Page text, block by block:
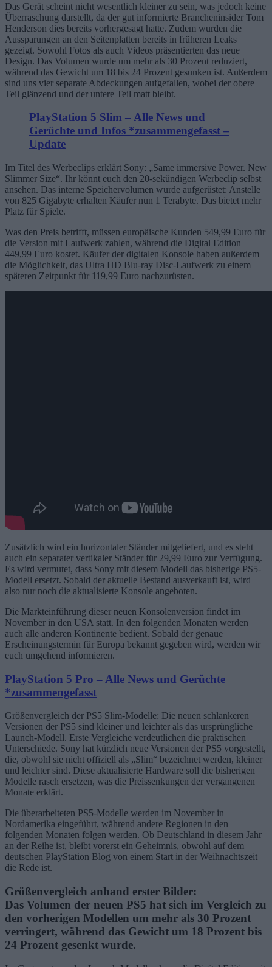
Das Gerät scheint nicht wesentlich kleiner zu sein, was jedoch keine
Überraschung darstellt, da der gut informierte Brancheninsider Tom
Henderson dies bereits vorhergesagt hatte. Zudem wurden die
Aussparungen an den Seitenplatten bereits in früheren Leaks
gezeigt. Sowohl Fotos als auch Videos präsentierten das neue
Design. Das Volumen wurde um mehr als 30 Prozent reduziert,
während das Gewicht um 18 bis 24 Prozent gesunken ist. Außerdem
sind uns vier separate Abdeckungen aufgefallen, wobei der obere
Teil glänzend und der untere Teil matt bleibt.
PlayStation 5 Slim – Alle News und
Gerüchte und Infos *zusammengefasst –
Update
Im Titel des Werbeclips erklärt Sony: „Same immersive Power. New
Slimmer Size“. Ihr könnt euch den 20-sekündigen Werbeclip selbst
ansehen. Das interne Speichervolumen wurde aufgerüstet: Anstelle
von 825 Gigabyte erhalten Käufer nun 1 Terabyte. Das bietet mehr
Platz für Spiele.
Was den Preis betrifft, müssen europäische Kunden 549,99 Euro für
die Version mit Laufwerk zahlen, während die Digital Edition
449,99 Euro kostet. Käufer der digitalen Konsole haben außerdem
die Möglichkeit, das Ultra HD Blu-ray Disc-Laufwerk zu einem
späteren Zeitpunkt für 119,99 Euro nachzurüsten.
Zusätzlich wird ein horizontaler Ständer mitgeliefert, und es steht
auch ein separater vertikaler Ständer für 29,99 Euro zur Verfügung.
Es wird vermutet, dass Sony mit diesem Modell das bisherige PS5-
Modell ersetzt. Sobald der aktuelle Bestand ausverkauft ist, wird
also nur noch die aktualisierte Konsole angeboten.
Die Markteinführung dieser neuen Konsolenversion findet im
November in den USA statt. In den folgenden Monaten werden
auch alle anderen Kontinente bedient. Sobald der genaue
Erscheinungstermin für Europa bekannt gegeben wird, werden wir
euch umgehend informieren.
PlayStation 5 Pro – Alle News und Gerüchte
*zusammengefasst
Größenvergleich der PS5 Slim-Modelle: Die neuen schlankeren
Versionen der PS5 sind kleiner und leichter als das ursprüngliche
Launch-Modell. Erste Vergleiche verdeutlichen die praktischen
Unterschiede. Sony hat kürzlich neue Versionen der PS5 vorgestellt,
die, obwohl sie nicht offiziell als „Slim“ bezeichnet werden, kleiner
und leichter sind. Diese aktualisierte Hardware soll die bisherigen
Modelle rasch ersetzen, was die Preissenkungen der vergangenen
Monate erklärt.
Die überarbeiteten PS5-Modelle werden im November in
Nordamerika eingeführt, während andere Regionen in den
folgenden Monaten folgen werden. Ob Deutschland in diesem Jahr
an der Reihe ist, bleibt vorerst ein Geheimnis, obwohl auf dem
deutschen PlayStation Blog von einem Start in der Weihnachtszeit
die Rede ist.
Größenvergleich anhand erster Bilder:
Das Volumen der neuen PS5 hat sich im Vergleich zu
den vorherigen Modellen um mehr als 30 Prozent
verringert, während das Gewicht um 18 Prozent bis
24 Prozent gesenkt wurde.